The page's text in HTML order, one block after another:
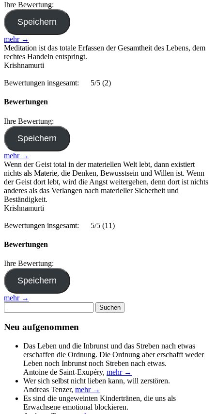
Ihre Bewertung:
mehr →
Meditation ist das totale Erfassen der Gesamtheit des Lebens, dem
rechtes Handeln entspringt.
Krishnamurti
Bewertungen insgesamt: 5/5 (2)
Bewertungen
Ihre Bewertung:
mehr →
Wenn der Geist total in der materiellen Welt lebt, dann existiert
nichts als Materie, die Denken, Bewusstsein und Willen ist. Wenn
der Geist dort lebt, wird die Angst weitergehen, denn dort ist nichts
anderes als das Verlangen nach materieller Sicherheit und
Beständigkeit.
Krishnamurti
Bewertungen insgesamt: 5/5 (11)
Bewertungen
Ihre Bewertung:
mehr →
nach:
Neu aufgenommen
Das Leben und die Inbrunst und das Streben nach etwas
erschaffen die Ordnung. Die Ordnung aber erschafft weder
Leben noch Inbrunst noch Streben nach etwas.
Antoine de Saint-Exupéry, mehr →
Wer sich selbst nicht lieben kann, will zerstören.
Andreas Tenzer, mehr →
Es sind die ungeweinten Kindertränen, die uns als
Erwachsene emotional blockieren.